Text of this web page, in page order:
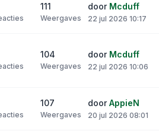
111
Weergaves
door Mcduff
22 jul 2026 10:17
104
Weergaves
door Mcduff
22 jul 2026 10:06
107
Weergaves
doorAppieN
20 jul 2026 08:01